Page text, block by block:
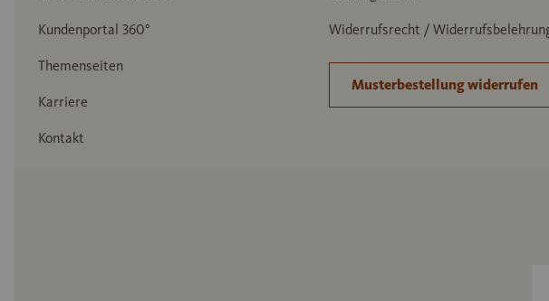
Kundenportal 360°
Themenseiten
Karriere
Kontakt
Widerrufsrecht /
Musterbestellung widerrufen